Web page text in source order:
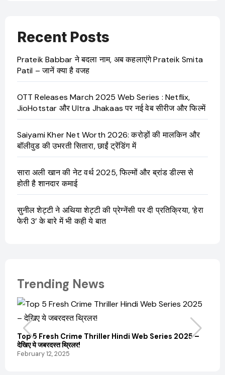
Recent Posts
Prateik Babbar ने बदला नाम, अब कहलाएंगे Prateik Smita
Patil – जानें क्या है वजह
OTT Releases March 2025 Web Series : Netflix,
JioHotstar और Ultra Jhakaas पर नई वेब सीरीज और फिल्में
Saiyami Kher Net Worth 2026: करोड़ों की मालकिन और
बॉलीवुड की उभरती सितारा, छाईं ट्रेंडिंग में
सारा अली खान की नेट वर्थ 2025, फिल्मों और ब्रांड डील्स से
होती है शानदार कमाई
सुनील शेट्टी ने अथिया शेट्टी की प्रेग्नेंसी पर दी प्रतिक्रिया, ‘हेरा
फेरी 3’ के बारे में भी कही ये बात
Trending News
Top 5 Fresh Crime Thriller Hindi Web Series 2025 –
देखिए ये जबरदस्त थ्रिलर!
February 12, 2025